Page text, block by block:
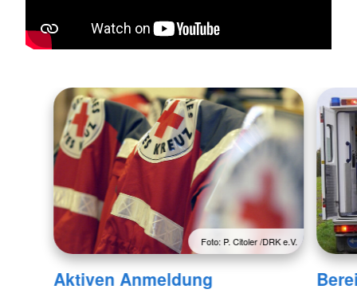
Foto: P. Citoler /DRK e.V.
Aktiven Anmeldung